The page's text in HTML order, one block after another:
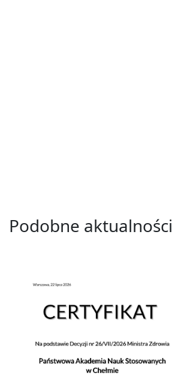
Podobne aktualności